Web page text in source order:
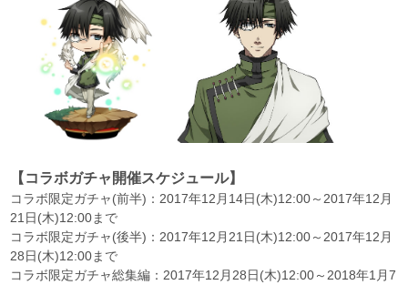
【コラボガチャ開催スケジュール】
コラボ限定ガチャ(前半)：2017年12月14日(木)12:00～2017年12月
21日(木)12:00まで
コラボ限定ガチャ(後半)：2017年12月21日(木)12:00～2017年12月
28日(木)12:00まで
コラボ限定ガチャ総集編：2017年12月28日(木)12:00～2018年1月7